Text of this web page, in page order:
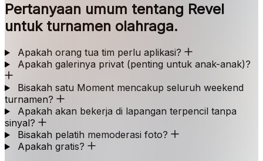
Pertanyaan umum tentang Revel
untuk turnamen olahraga.
Apakah orang tua tim perlu aplikasi?
Apakah galerinya privat (penting untuk anak-anak)?
Bisakah satu Moment mencakup seluruh weekend
turnamen?
Apakah akan bekerja di lapangan terpencil tanpa
sinyal?
Bisakah pelatih memoderasi foto?
Apakah gratis?